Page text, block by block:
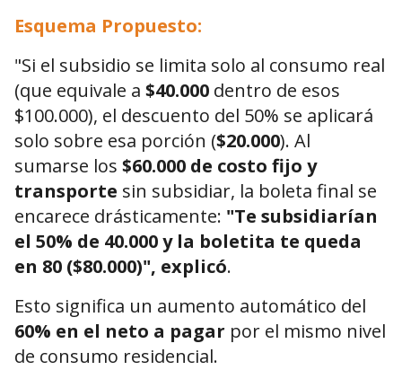
Esquema Propuesto:
"Si el subsidio se limita solo al consumo real
(que equivale a $40.000 dentro de esos
$100.000), el descuento del 50% se aplicará
solo sobre esa porción ($20.000). Al
sumarse los $60.000 de costo fijo y
transporte sin subsidiar, la boleta final se
encarece drásticamente: "Te subsidiarían
el 50% de 40.000 y la boletita te queda
en 80 ($80.000)", explicó.
Esto significa un aumento automático del
60% en el neto a pagar por el mismo nivel
de consumo residencial.